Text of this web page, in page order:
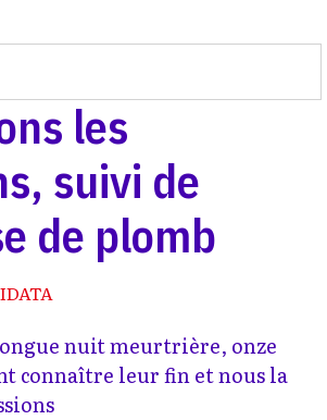
les
suivi de
de plomb
nuit meurtrière, onze
connaître leur fin et nous la